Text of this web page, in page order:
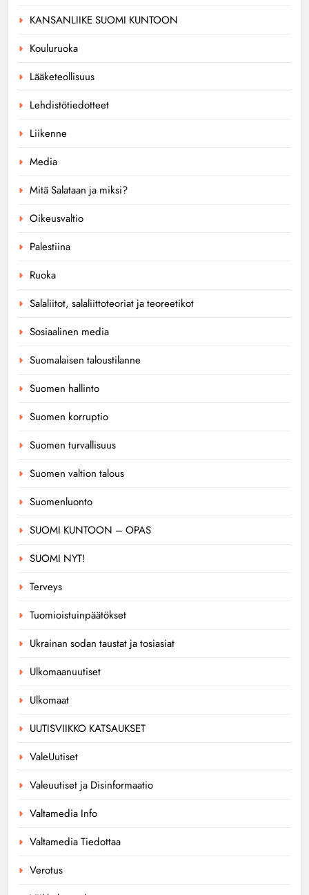
KANSANLIIKE SUOMI KUNTOON
Kouluruoka
Lääketeollisuus
Lehdistötiedotteet
Liikenne
Media
Mitä Salataan ja miksi?
Oikeusvaltio
Palestiina
Ruoka
Salaliitot, salaliittoteoriat ja teoreetikot
Sosiaalinen media
Suomalaisen taloustilanne
Suomen hallinto
Suomen korruptio
Suomen turvallisuus
Suomen valtion talous
Suomenluonto
SUOMI KUNTOON – OPAS
SUOMI NYT!
Terveys
Tuomioistuinpäätökset
Ukrainan sodan taustat ja tosiasiat
Ulkomaanuutiset
Ulkomaat
UUTISVIIKKO KATSAUKSET
ValeUutiset
Valeuutiset ja Disinformaatio
Valtamedia Info
Valtamedia Tiedottaa
Verotus